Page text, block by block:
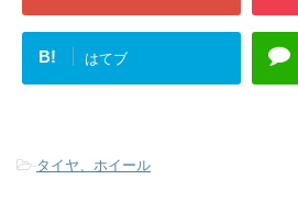
B! はてブ
-タイヤ、ホイール